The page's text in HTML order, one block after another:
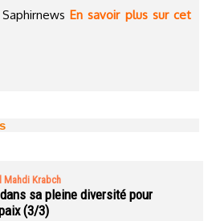
En savoir plus sur cet
Mahdi Krabch
sa pleine diversité pour
(3/3)